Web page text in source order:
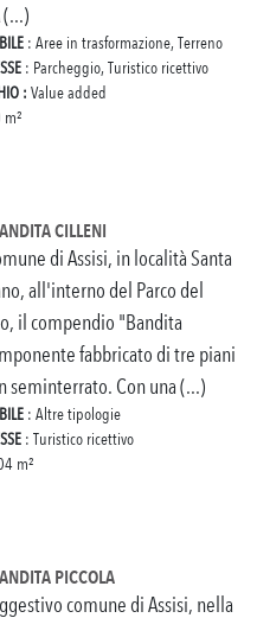
(...)
: Aree in trasformazione, Terreno
: Parcheggio, Turistico ricettivo
: Value added
CILLENI
di Assisi, in località Santa
all'interno del Parco del
il compendio "Bandita
fabbricato di tre piani
seminterrato. Con una (...)
: Altre tipologie
: Turistico ricettivo
m²
PICCOLA
comune di Assisi, nella